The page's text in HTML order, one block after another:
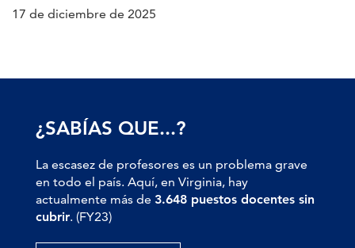
17 de diciembre de 2025
¿SABÍAS QUE...?
La escasez de profesores es un problema grave
en todo el país. Aquí, en Virginia, hay
actualmente más de 3.648 puestos docentes sin
cubrir. (FY23)